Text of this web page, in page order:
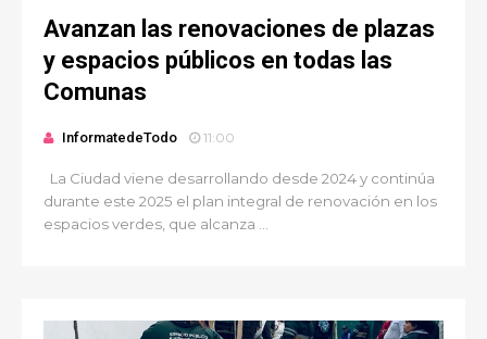
Avanzan las renovaciones de plazas
y espacios públicos en todas las
Comunas
InformatedeTodo 11:00
La Ciudad viene desarrollando desde 2024 y continúa
durante este 2025 el plan integral de renovación en los
espacios verdes, que alcanza ...